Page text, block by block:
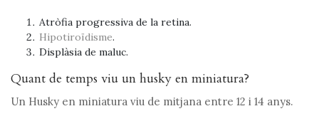
Atròfia progressiva de la retina.
Hipotiroïdisme.
Displàsia de maluc.
Quant de temps viu un husky en miniatura?
Un Husky en miniatura viu de mitjana entre 12 i 14 anys.